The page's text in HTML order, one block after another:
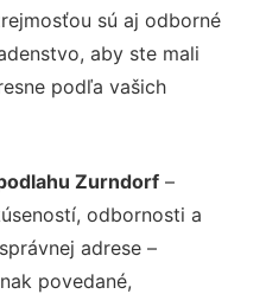
sú aj odborné
aby ste mali
podľa vašich
Zurndorf –
odbornosti a
adrese –
povedané,